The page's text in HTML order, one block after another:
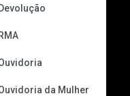
Devolução
RMA
da Mulher